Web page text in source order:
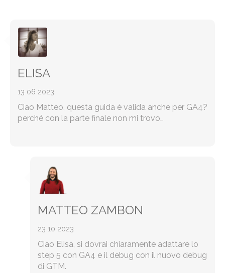
ELISA
13 06 2023
Ciao Matteo, questa guida è valida anche per GA4?
perché con la parte finale non mi trovo…
MATTEO ZAMBON
23 10 2023
Ciao Elisa, si dovrai chiaramente adattare lo
step 5 con GA4 e il debug con il nuovo debug
di GTM.